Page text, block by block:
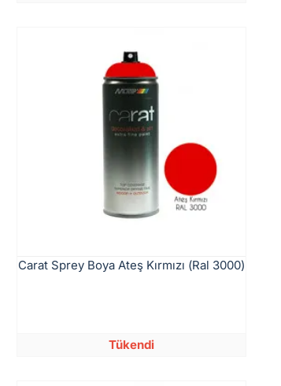
Carat Sprey Boya Ateş Kırmızı (Ral 3000)
Tükendi